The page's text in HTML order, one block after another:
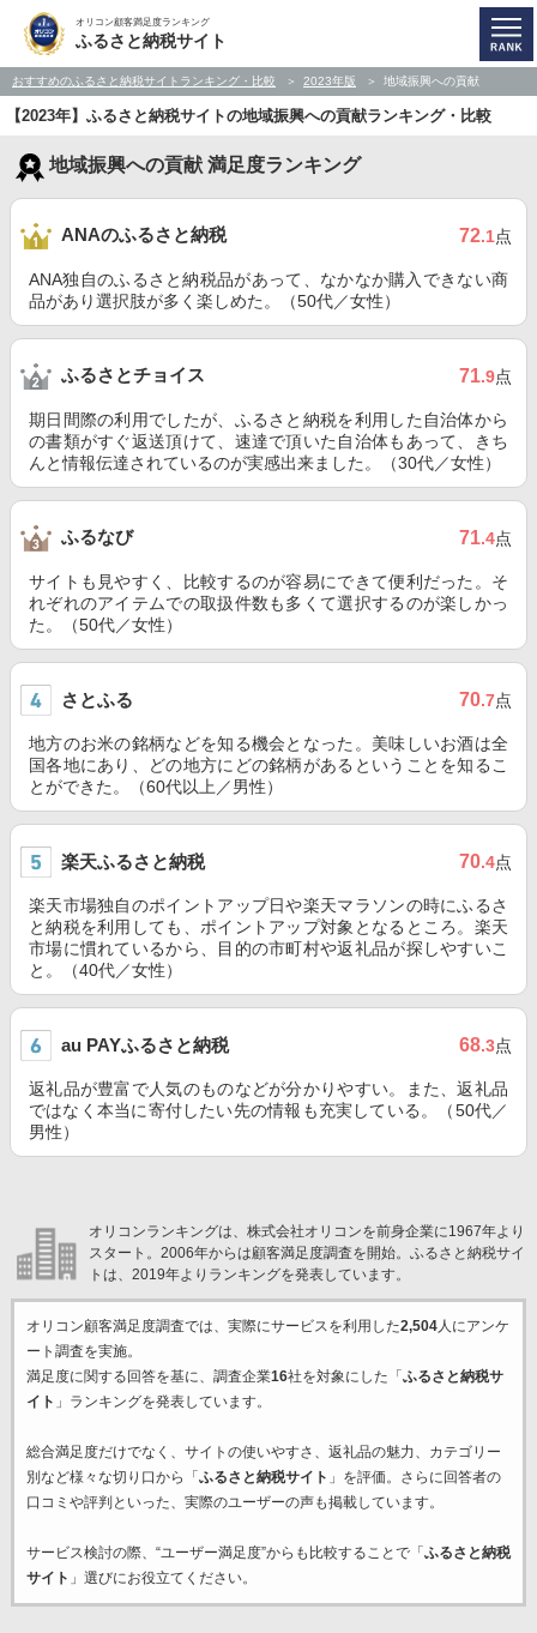
オリコン顧客満足度ランキング
ふるさと納税サイト
おすすめのふるさと納税サイトランキング・比較 2023年版 地域振興への貢献
【2023年】ふるさと納税サイトの地域振興への貢献ランキング・比較
地域振興への貢献 満足度ランキング
ANAのふるさと納税 72.1点
ANA独自のふるさと納税品があって、なかなか購入できない商
品があり選択肢が多く楽しめた。（50代／女性）
ふるさとチョイス 71.9点
期日間際の利用でしたが、ふるさと納税を利用した自治体から
の書類がすぐ返送頂けて、速達で頂いた自治体もあって、きち
んと情報伝達されているのが実感出来ました。（30代／女性）
ふるなび 71.4点
サイトも見やすく、比較するのが容易にできて便利だった。そ
れぞれのアイテムでの取扱件数も多くて選択するのが楽しかっ
た。（50代／女性）
さとふる 70.7点
地方のお米の銘柄などを知る機会となった。美味しいお酒は全
国各地にあり、どの地方にどの銘柄があるということを知るこ
とができた。（60代以上／男性）
楽天ふるさと納税 70.4点
楽天市場独自のポイントアップ日や楽天マラソンの時にふるさ
と納税を利用しても、ポイントアップ対象となるところ。楽天
市場に慣れているから、目的の市町村や返礼品が探しやすいこ
と。（40代／女性）
au PAYふるさと納税 68.3点
返礼品が豊富で人気のものなどが分かりやすい。また、返礼品
ではなく本当に寄付したい先の情報も充実している。（50代／
男性）
オリコンランキングは、株式会社オリコンを前身企業に1967年より
スタート。2006年からは顧客満足度調査を開始。ふるさと納税サイ
トは、2019年よりランキングを発表しています。
オリコン顧客満足度調査では、実際にサービスを利用した2,504人にアンケ
ート調査を実施。
満足度に関する回答を基に、調査企業16社を対象にした「 ふるさと納税サ
イト 」ランキングを発表しています。
総合満足度だけでなく、サイトの使いやすさ、返礼品の魅力、カテゴリー
別など様々な切り口から「 ふるさと納税サイト 」を評価。さらに回答者の
口コミや評判といった、実際のユーザーの声も掲載しています。
サービス検討の際、“ユーザー満足度”からも比較することで「 ふるさと納税
サイト 」選びにお役立てください。